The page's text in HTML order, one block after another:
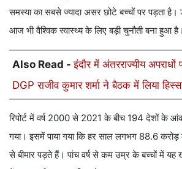
समस्या का सबसे ज्यादा असर छोटे बच्चों पर पड़ता
आज भी वैश्विक स्वास्थ्य के लिए बड़ी चुनौती बना हुआ है।
Also Read -इंदौर में अंतरराज्यीय
DGP राजीव कुमार शर्मा ने बैठक में लिया
रिपोर्ट में वर्ष 2000 से 2021 के बीच 194 देशों के
गया। इसमें पाया गया कि हर साल लगभग 88.6
से बीमार पड़ते हैं। पांच वर्ष से कम उम्र के बच्चों में यह